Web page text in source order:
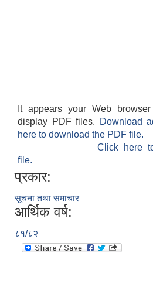
It appears your Web
display PDF files.
Download
here to download the PDF file.
Click here
file.
प्रकार:
सूचना तथा समाचार
आर्थिक वर्ष:
८१/८२